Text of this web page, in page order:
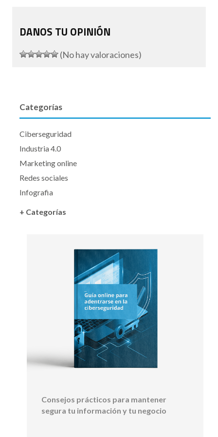
DANOS TU OPINIÓN
(No hay valoraciones)
Categorías
Ciberseguridad
Industria 4.0
Marketing online
Redes sociales
Infografia
+ Categorías
Consejos prácticos para mantener
segura tu información y tu negocio